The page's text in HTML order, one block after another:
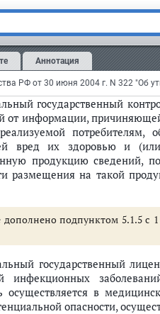
и благополучия человека
Аннотация
государственный
государственный
карантинный контроль в
государственный
от информации,
вред их здоровью и
продукцию сведений,
размещения на такой
подпунктом 5.1.5 с 1
государственный
инфекционных
осуществляется в
опасности,